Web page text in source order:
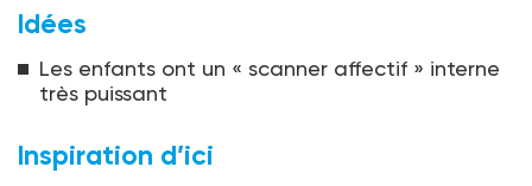
Idées
Les enfants ont un « scanner affectif » interne
très puissant
Inspiration d’ici